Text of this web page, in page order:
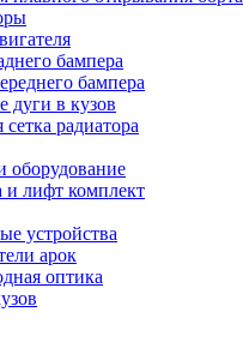
бампера
бампера
дуги в кузов
радиатора
оборудование
и лифт комплект
устройства
арок
оптика